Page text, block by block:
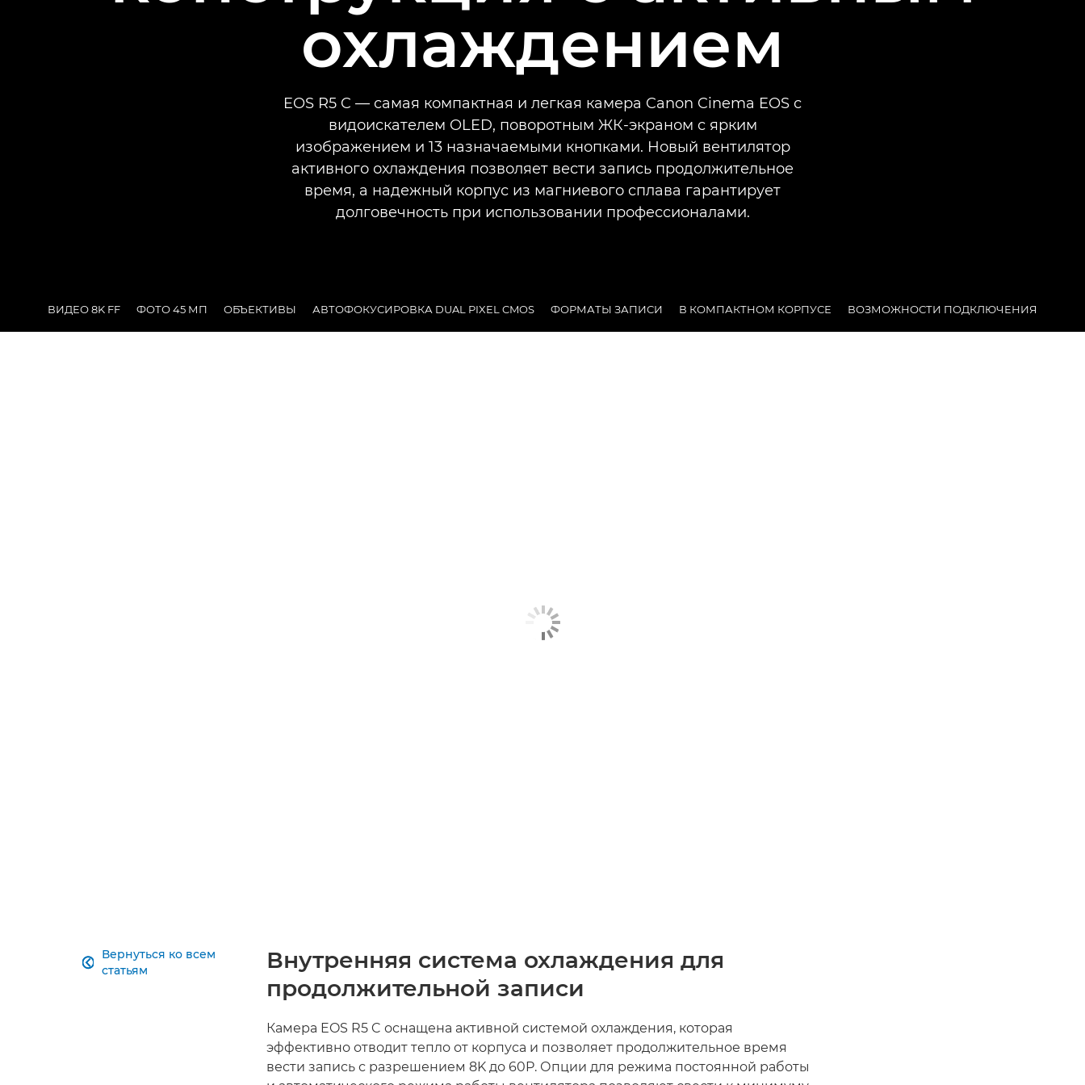
охлаждением
EOS R5 C — самая компактная и легкая камера Canon Cinema EOS с
видоискателем OLED, поворотным ЖК-экраном с ярким
изображением и 13 назначаемыми кнопками. Новый вентилятор
активного охлаждения позволяет вести запись продолжительное
время, а надежный корпус из магниевого сплава гарантирует
долговечность при использовании профессионалами.
ВИДЕО 8K FF ФОТО 45 МП ОБЪЕКТИВЫ АВТОФОКУСИРОВКА DUAL PIXEL CMOS ФОРМАТЫ ЗАПИСИ В КОМПАКТНОМ КОРПУСЕ ВОЗМОЖНОСТИ ПОДКЛЮЧЕНИЯ
Вернуться ко всем
статьям

Внутренняя система охлаждения для
продолжительной записи
Камера EOS R5 C оснащена активной системой охлаждения, которая
эффективно отводит тепло от корпуса и позволяет продолжительное время
вести запись с разрешением 8K до 60P. Опции для режима постоянной работы